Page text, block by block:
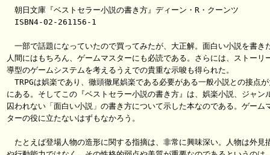
朝日文庫『ベストセラー小説の書き方』ディーン・R・クーンツ
ISBN4-02-261156-1
一部で話題になっていたので買ってみたが、大正解。面白い小説を書き
人間にはもちろん、ゲームマスターにも必読である。さらには、ストーリ
導型のゲームシステムを考えるうえでの貴重な示唆も得られた。
TRPGは娯楽であり、徹頭徹尾娯楽である必要がある一般小説との接点
にある。そしてこの『ベストセラー小説の書き方』は、娯楽小説、ジャン
囚われない「面白い小説」の書き方について示した本なのである。ゲーム
ターの役に立たないはずもなかろう。
たとえば登場人物の造形に関する指摘は、非常に興味深い。人物は外見